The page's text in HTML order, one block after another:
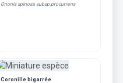
Ononis spinosa subsp.procurrens
Coronille bigarrée